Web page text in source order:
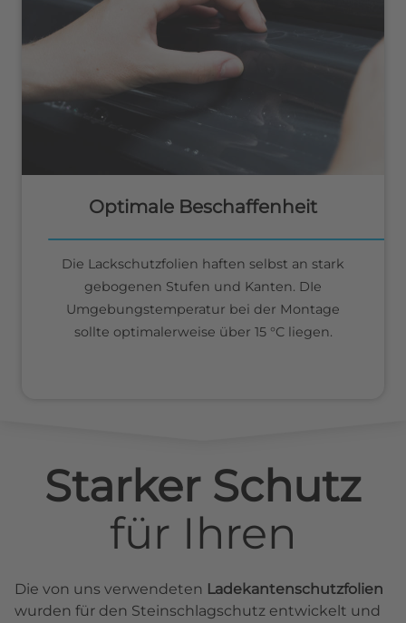
Optimale Beschaffenheit
Die Lackschutzfolien haften selbst an stark
gebogenen Stufen und Kanten. DIe
Umgebungstemperatur bei der Montage
sollte optimalerweise über 15 °C liegen.
Starker Schutz
für Ihren
Die von uns verwendeten Ladekantenschutzfolien
wurden für den Steinschlagschutz entwickelt und